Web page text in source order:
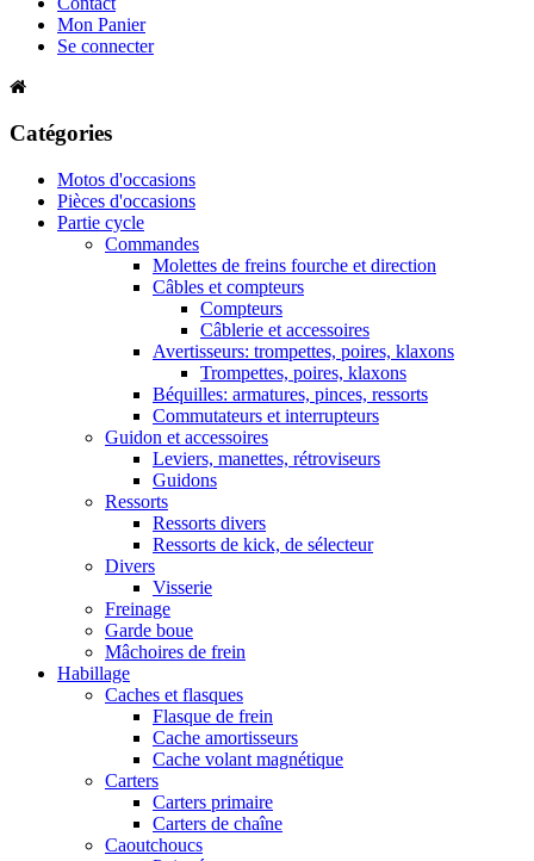
Mon Panier
Se connecter
Catégories
Motos d'occasions
Pièces d'occasions
Partie cycle
Commandes
Molettes de freins fourche et direction
Câbles et compteurs
Compteurs
Câblerie et accessoires
Avertisseurs: trompettes, poires, klaxons
Trompettes, poires, klaxons
Béquilles: armatures, pinces, ressorts
Commutateurs et interrupteurs
Guidon et accessoires
Leviers, manettes, rétroviseurs
Guidons
Ressorts
Ressorts divers
Ressorts de kick, de sélecteur
Divers
Visserie
Freinage
Garde boue
Mâchoires de frein
Habillage
Caches et flasques
Flasque de frein
Cache amortisseurs
Cache volant magnétique
Carters
Carters primaire
Carters de chaîne
Caoutchoucs